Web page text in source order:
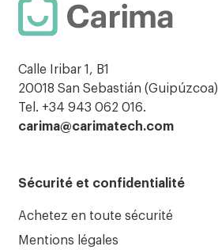
Calle Iribar 1, B1
20018 San Sebastián (Guipúzcoa)
Tel. +34 943 062 016.
carima@carimatech.com
Sécurité et confidentialité
Achetez en toute sécurité
Mentions légales